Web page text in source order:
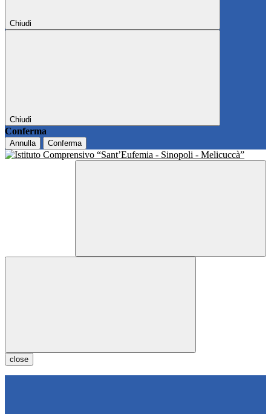
Chiudi
Chiudi
Conferma
Annulla Conferma
close